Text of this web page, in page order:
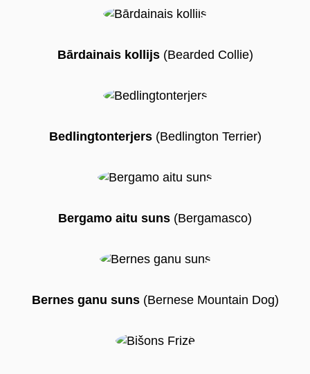
Bārdainais kollijs(Bearded Collie)
Bedlingtonterjers(Bedlington Terrier)
Bergamo aitu suns (Bergamasco)
Bernes ganu suns(Bernese Mountain Dog)